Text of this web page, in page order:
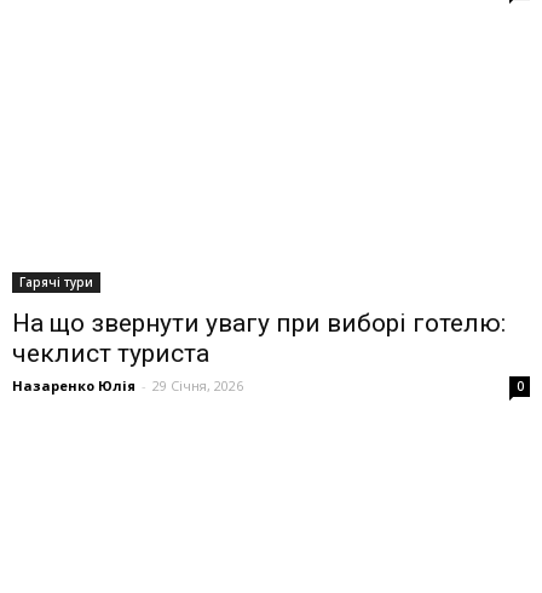
Гарячі тури
На що звернути увагу при виборі готелю:
чеклист туриста
Назаренко Юлія - 29 Січня, 2026 0